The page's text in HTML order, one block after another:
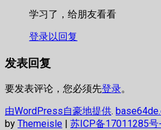
学习了，给朋友看看
登录以回复
发表回复
要发表评论，您必须先登录。
由WordPress自豪地提供.
by Themeisle | 苏ICP备17011285号